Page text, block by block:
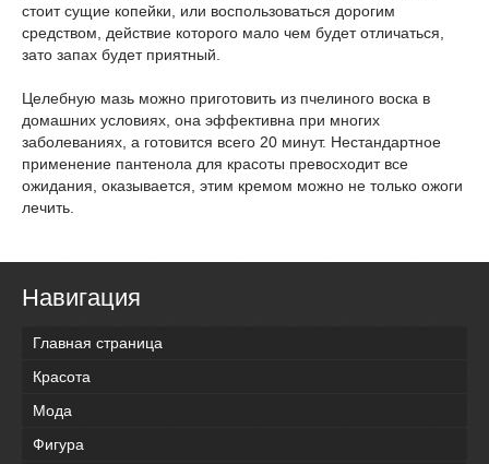
стоит сущие копейки, или воспользоваться дорогим
средством, действие которого мало чем будет отличаться,
зато запах будет приятный.
Целебную мазь можно приготовить из пчелиного воска в
домашних условиях, она эффективна при многих
заболеваниях, а готовится всего 20 минут. Нестандартное
применение пантенола для красоты превосходит все
ожидания, оказывается, этим кремом можно не только ожоги
лечить.
Навигация
Главная страница
Красота
Мода
Фигура